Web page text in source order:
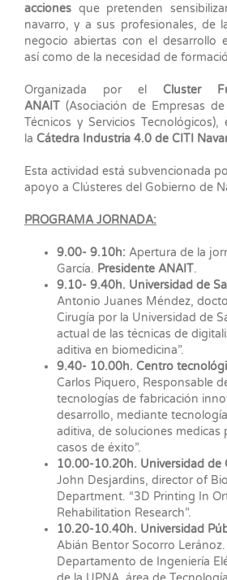
acciones que pretenden
navarro, y a sus profesionales, de
negocio abiertas con el desarrollo
así como de la necesidad de
Organizada por el
Cluster
ANAIT (Asociación de Empresas
Técnicos y Servicios
la Cátedra Industria 4.0 de CITI
Esta actividad está subvencionada
apoyo a Clústeres del Gobierno de
PROGRAMA JORNADA:
9.00- 9.10h: Apertura de la
García. Presidente ANAIT.
9.10- 9.40h. Universidad de
Antonio Juanes Méndez,
Cirugía por la Universidad de
actual de las técnicas de
aditiva en biomedicina”.
9.40- 10.00h. Centro
Carlos Piquero, Responsable
tecnologías de fabricación
desarrollo, mediante
aditiva, de soluciones medicas
casos de éxito”.
10.00-10.20h. Universidad de
John Desjardins, director of
Department. “3D Printing In
Rehabilitation Research”.
10.20-10.40h. Universidad
Abián Bentor Socorro
Departamento de Ingeniería